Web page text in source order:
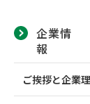
企業情
報
ご挨拶と企業